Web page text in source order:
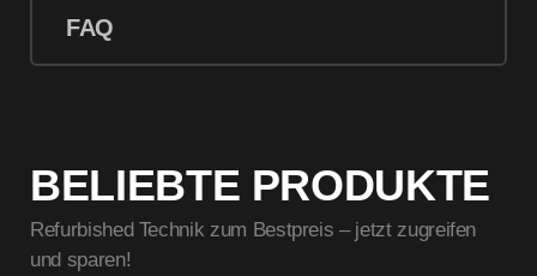
FAQ
BELIEBTE PRODUKTE
Refurbished Technik zum Bestpreis – jetzt zugreifen
und sparen!